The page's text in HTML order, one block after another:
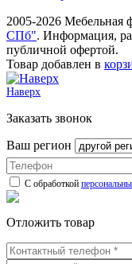
2005-2026 Мебельная
СПб". Информация,
публичной офертой.
Товар добавлен в
Наверх
Заказать звонок
Ваш регион
С обработкой
Отложить товар